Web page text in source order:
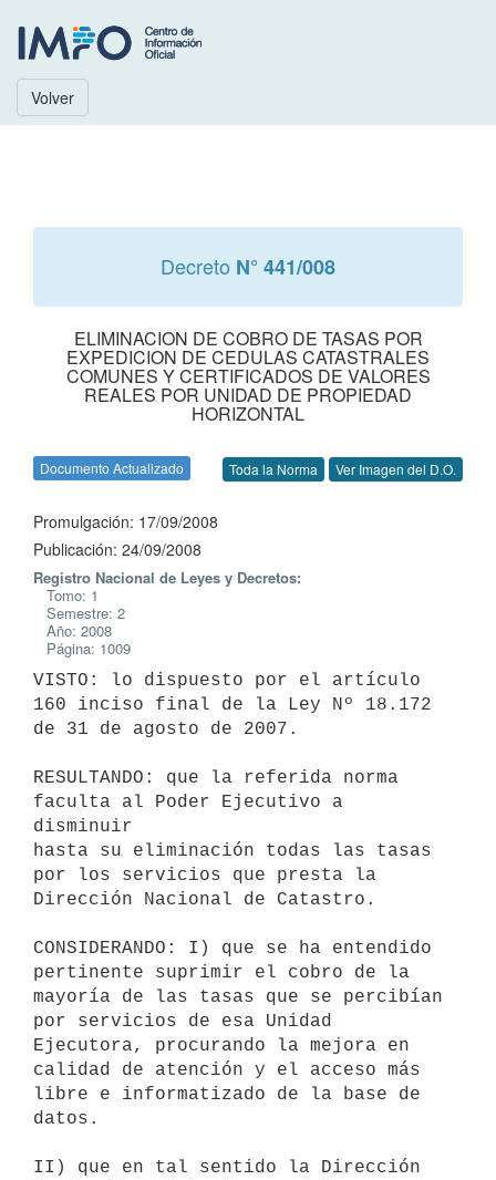
Volver
Decreto N° 441/008
ELIMINACION DE COBRO DE TASAS POR
EXPEDICION DE CEDULAS CATASTRALES
COMUNES Y CERTIFICADOS DE VALORES
REALES POR UNIDAD DE PROPIEDAD
HORIZONTAL
Documento Actualizado Toda la Norma Ver Imagen del D.O.
Promulgación: 17/09/2008
Publicación: 24/09/2008
Registro Nacional de Leyes y Decretos:
Tomo: 1
Semestre: 2
Año: 2008
Página: 1009
VISTO: lo dispuesto por el artículo
160 inciso final de la Ley Nº 18.172
de 31 de agosto de 2007.
RESULTANDO: que la referida norma
faculta al Poder Ejecutivo a
disminuir
hasta su eliminación todas las tasas
por los servicios que presta la
Dirección Nacional de Catastro.
CONSIDERANDO: I) que se ha entendido
pertinente suprimir el cobro de la
mayoría de las tasas que se percibían
por servicios de esa Unidad
Ejecutora, procurando la mejora en
calidad de atención y el acceso más
libre e informatizado de la base de
datos.
II) que en tal sentido la Dirección